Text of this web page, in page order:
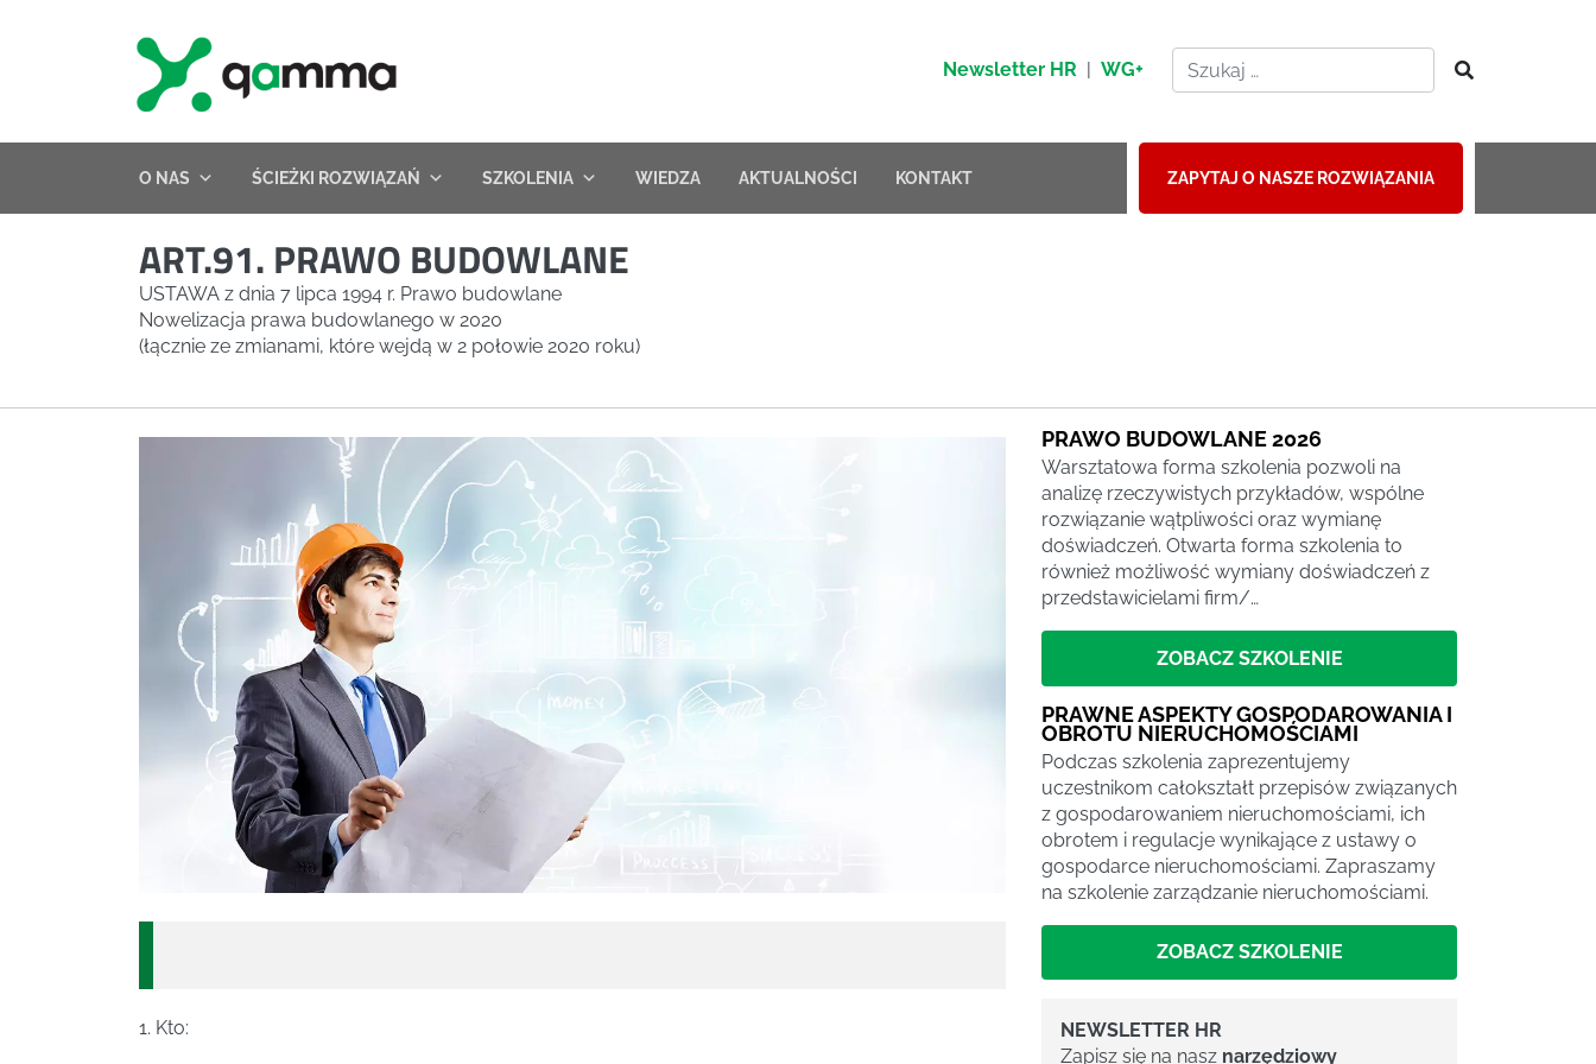
Newsletter HR | WG+
O NAS ŚCIEŻKI ROZWIĄZAŃ SZKOLENIA WIEDZA AKTUALNOŚCI KONTAKT ZAPYTAJ O NASZE ROZWIĄZANIA
ART.91. PRAWO BUDOWLANE
USTAWA z dnia 7 lipca 1994 r. Prawo budowlane
Nowelizacja prawa budowlanego w 2020
(łącznie ze zmianami, które wejdą w 2 połowie 2020 roku)
1. Kto:
PRAWO BUDOWLANE 2026
Warsztatowa forma szkolenia pozwoli na
analizę rzeczywistych przykładów, wspólne
rozwiązanie wątpliwości oraz wymianę
doświadczeń. Otwarta forma szkolenia to
również możliwość wymiany doświadczeń z
przedstawicielami firm/…
ZOBACZ SZKOLENIE
PRAWNE ASPEKTY GOSPODAROWANIA I
OBROTU NIERUCHOMOŚCIAMI
Podczas szkolenia zaprezentujemy
uczestnikom całokształt przepisów związanych
z gospodarowaniem nieruchomościami, ich
obrotem i regulacje wynikające z ustawy o
gospodarce nieruchomościami. Zapraszamy
na szkolenie zarządzanie nieruchomościami.
ZOBACZ SZKOLENIE
NEWSLETTER HR
Zapisz się na nasz narzędziowy